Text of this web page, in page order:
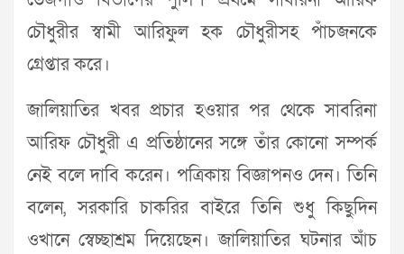
চৌধুরীর স্বামী আরিফুল হক চৌধুরীসহ পাঁচজনকে
গ্রেপ্তার করে।
জালিয়াতির খবর প্রচার হওয়ার পর থেকে সাবরিনা
আরিফ চৌধুরী এ প্রতিষ্ঠানের সঙ্গে তাঁর কোনো সম্পর্ক
নেই বলে দাবি করেন। পত্রিকায় বিজ্ঞাপনও দেন। তিনি
বলেন, সরকারি চাকরির বাইরে তিনি শুধু কিছুদিন
ওখানে স্বেচ্ছাশ্রম দিয়েছেন। জালিয়াতির ঘটনার আঁচ